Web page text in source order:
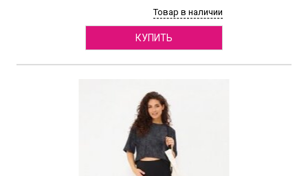
Товар в наличии
КУПИТЬ